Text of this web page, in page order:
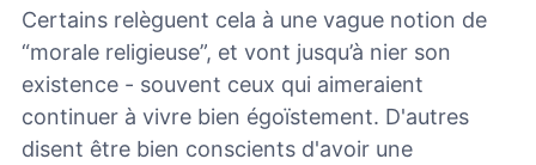
Certains relèguent cela à une vague notion de
“morale religieuse”, et vont jusqu’à nier son
existence - souvent ceux qui aimeraient
continuer à vivre bien égoïstement. D'autres
disent être bien conscients d'avoir une